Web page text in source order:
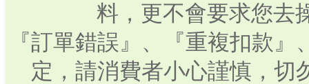
料，更不會要求您去
『訂單錯誤』、『重複扣款
定，請消費者小心謹慎，切